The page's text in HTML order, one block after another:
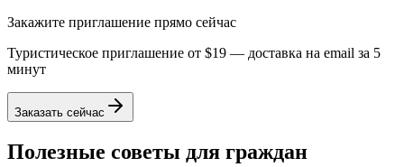
Закажите приглашение прямо сейчас
Туристическое приглашение от $19 — доставка на email за 5
минут
Заказать сейчас
Полезные советы для граждан